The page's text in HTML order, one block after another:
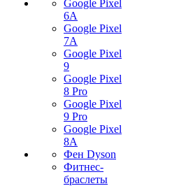
Google Pixel
6A
Google Pixel
7А
Google Pixel
9
Google Pixel
8 Pro
Google Pixel
9 Pro
Google Pixel
8A
Фен Dyson
Фитнес-
браслеты